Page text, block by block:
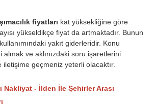
fiyatları kat yüksekliğine göre
yükseldikçe fiyat da artmaktadır. Bunun
yakıt giderleridir. Konu
almak ve aklınızdaki soru işaretlerini
geçmeniz yeterli olacaktır.
Nakliyat - İlden İle Şehirler Arası